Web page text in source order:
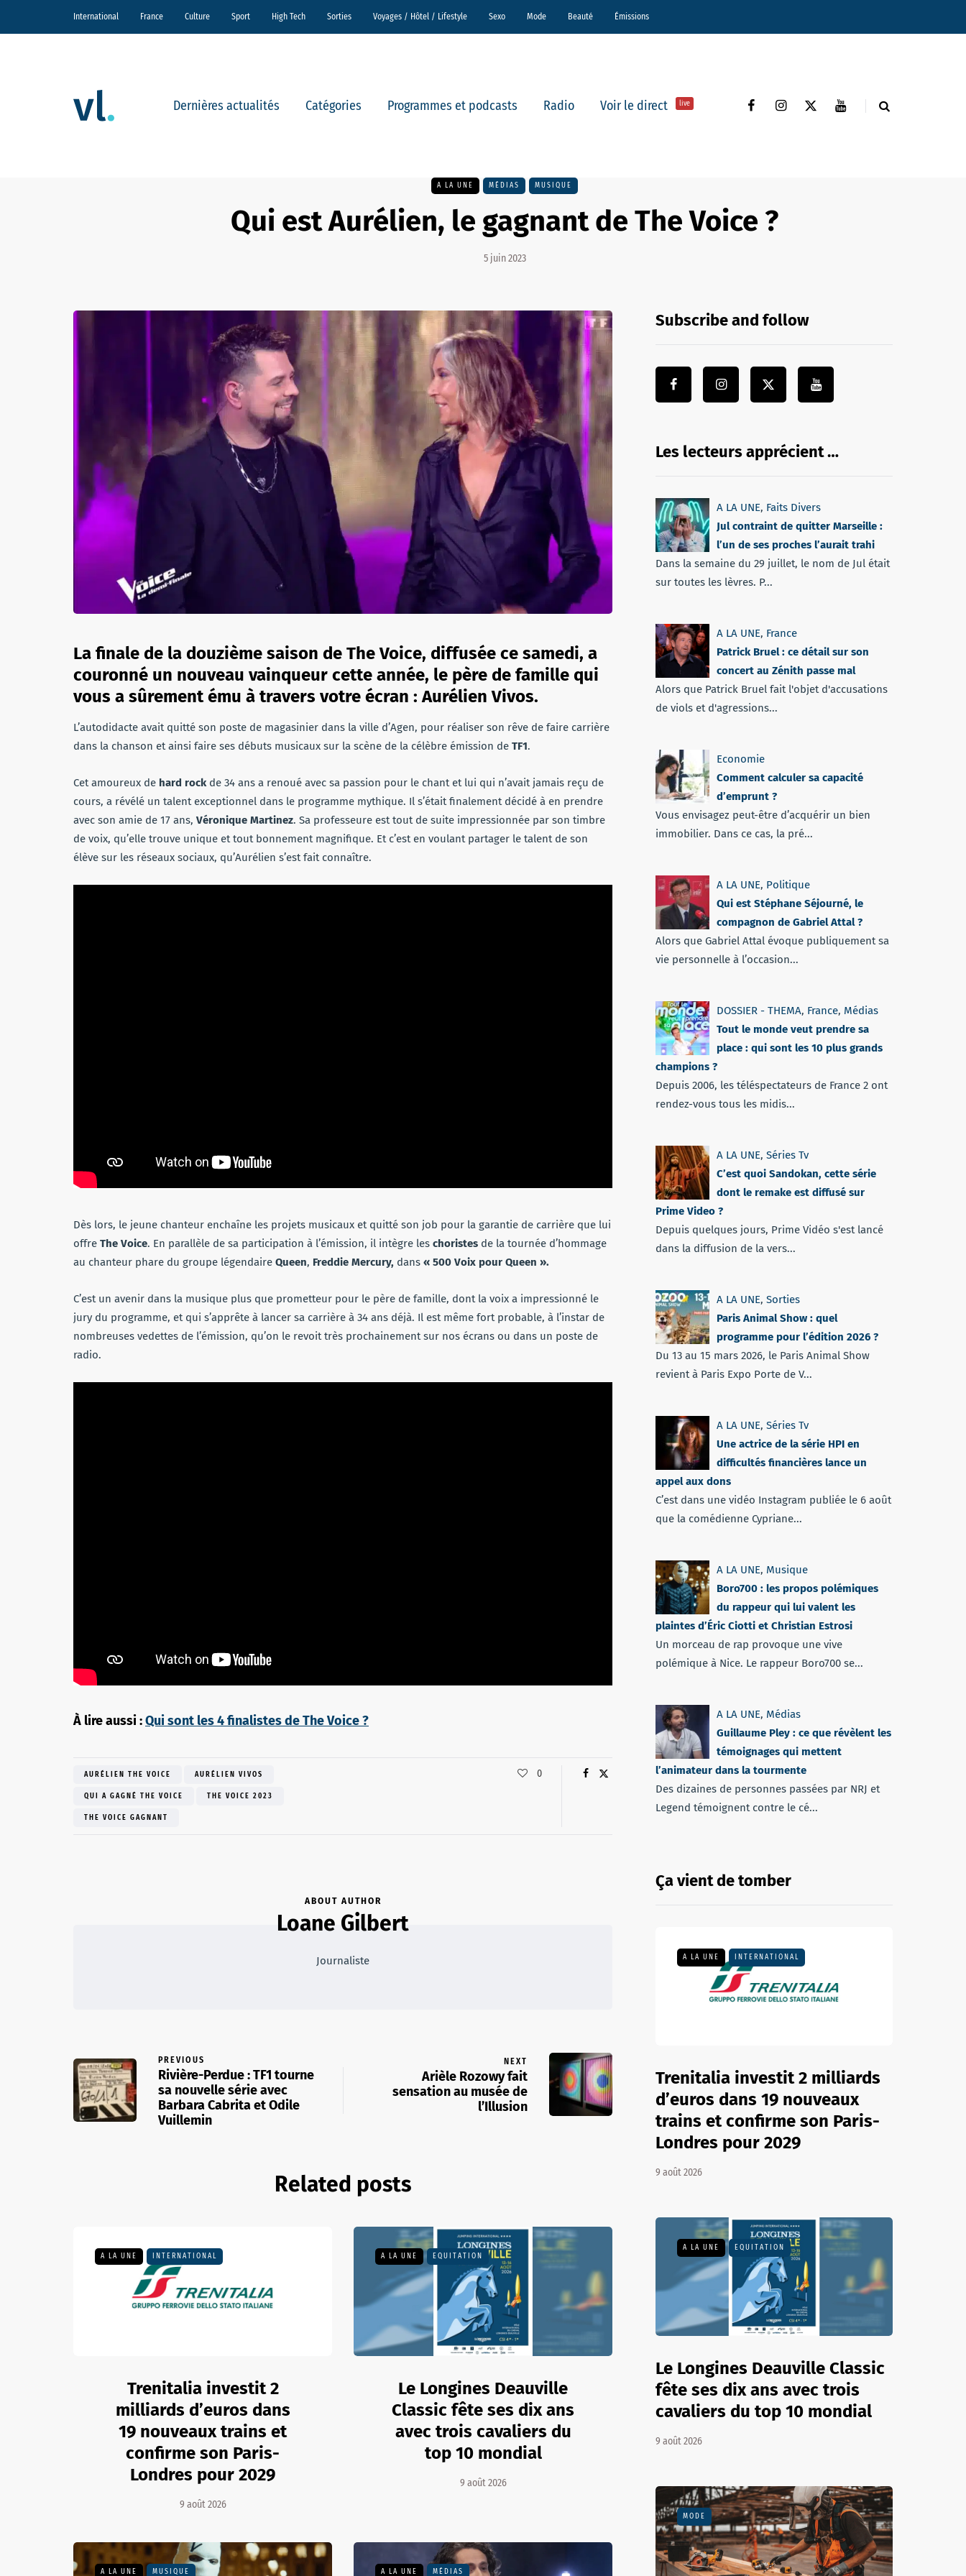
International France Culture Sport High Tech Sorties Voyages / Hôtel / Lifestyle Sexo Mode Beauté Émissions
Dernières actualités Catégories Programmes et podcasts Radio Voir le direct live
A LA UNE MÉDIAS MUSIQUE
Qui est Aurélien, le gagnant de The Voice ?
5 juin 2023
La finale de la douzième saison de The Voice, diffusée ce samedi, a
couronné un nouveau vainqueur cette année, le père de famille qui
vous a sûrement ému à travers votre écran : Aurélien Vivos.
L’autodidacte avait quitté son poste de magasinier dans la ville d’Agen, pour réaliser son rêve de faire carrière
dans la chanson et ainsi faire ses débuts musicaux sur la scène de la célèbre émission de TF1.
Cet amoureux de hard rockde 34 ans a renoué avec sa passion pour le chant et lui qui n’avait jamais reçu de
cours, a révélé un talent exceptionnel dans le programme mythique. Il s’était finalement décidé à en prendre
avec son amie de 17 ans, Véronique Martinez. Sa professeure est tout de suite impressionnée par son timbre
de voix, qu’elle trouve unique et tout bonnement magnifique. Et c’est en voulant partager le talent de son
élève sur les réseaux sociaux, qu’Aurélien s’est fait connaître.
Dès lors, le jeune chanteur enchaîne les projets musicaux et quitté son job pour la garantie de carrière que lui
offre The Voice. En parallèle de sa participation à l’émission, il intègre les choristes de la tournée d’hommage
au chanteur phare du groupe légendaire Queen, Freddie Mercury, dans « 500 Voix pour Queen ».
C’est un avenir dans la musique plus que prometteur pour le père de famille, dont la voix a impressionné le
jury du programme, et qui s’apprête à lancer sa carrière à 34 ans déjà. Il est même fort probable, à l’instar de
nombreuses vedettes de l’émission, qu’on le revoit très prochainement sur nos écrans ou dans un poste de
radio.
À lire aussi :Qui sont les 4 finalistes de The Voice ?
AURÉLIEN THE VOICE AURÉLIEN VIVOS
QUI A GAGNÉ THE VOICE THE VOICE 2023
THE VOICE GAGNANT
0
ABOUT AUTHOR
Loane Gilbert
Journaliste
PREVIOUS
Rivière-Perdue : TF1 tourne
sa nouvelle série avec
Barbara Cabrita et Odile
Vuillemin
NEXT
Arièle Rozowy fait
sensation au musée de
l’Illusion
Related posts
A LA UNE INTERNATIONAL
Trenitalia investit 2
milliards d’euros dans
19 nouveaux trains et
confirme son Paris-
Londres pour 2029
9 août 2026
A LA UNE EQUITATION
Le Longines Deauville
Classic fête ses dix ans
avec trois cavaliers du
top 10 mondial
9 août 2026
A LA UNE MUSIQUE A LA UNE MÉDIAS
Subscribe and follow
Les lecteurs apprécient …
A LA UNE, Faits Divers
Jul contraint de quitter Marseille :
l’un de ses proches l’aurait trahi
Dans la semaine du 29 juillet, le nom de Jul était
sur toutes les lèvres. P...
A LA UNE, France
Patrick Bruel : ce détail sur son
concert au Zénith passe mal
Alors que Patrick Bruel fait l'objet d'accusations
de viols et d'agressions...
Economie
Comment calculer sa capacité
d’emprunt ?
Vous envisagez peut-être d’acquérir un bien
immobilier. Dans ce cas, la pré...
A LA UNE, Politique
Qui est Stéphane Séjourné, le
compagnon de Gabriel Attal ?
Alors que Gabriel Attal évoque publiquement sa
vie personnelle à l’occasion...
DOSSIER - THEMA, France, Médias
Tout le monde veut prendre sa
place : qui sont les 10 plus grands
champions ?
Depuis 2006, les téléspectateurs de France 2 ont
rendez-vous tous les midis...
A LA UNE, Séries Tv
C’est quoi Sandokan, cette série
dont le remake est diffusé sur
Prime Video ?
Depuis quelques jours, Prime Vidéo s'est lancé
dans la diffusion de la vers...
A LA UNE, Sorties
Paris Animal Show : quel
programme pour l’édition 2026 ?
Du 13 au 15 mars 2026, le Paris Animal Show
revient à Paris Expo Porte de V...
A LA UNE, Séries Tv
Une actrice de la série HPI en
difficultés financières lance un
appel aux dons
C’est dans une vidéo Instagram publiée le 6 août
que la comédienne Cypriane...
A LA UNE, Musique
Boro700 : les propos polémiques
du rappeur qui lui valent les
plaintes d’Éric Ciotti et Christian Estrosi
Un morceau de rap provoque une vive
polémique à Nice. Le rappeur Boro700 se...
A LA UNE, Médias
Guillaume Pley : ce que révèlent les
témoignages qui mettent
l’animateur dans la tourmente
Des dizaines de personnes passées par NRJ et
Legend témoignent contre le cé...
Ça vient de tomber
A LA UNE INTERNATIONAL
Trenitalia investit 2 milliards
d’euros dans 19 nouveaux
trains et confirme son Paris-
Londres pour 2029
9 août 2026
A LA UNE EQUITATION
Le Longines Deauville Classic
fête ses dix ans avec trois
cavaliers du top 10 mondial
9 août 2026
MODE